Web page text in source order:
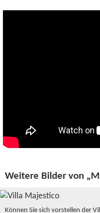
Weitere Bilder von
Können Sie sich vorstellen der